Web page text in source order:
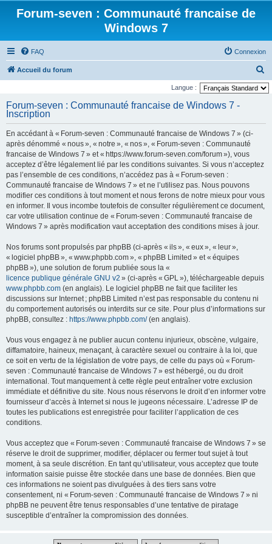
Forum-seven : Communauté francaise de
Windows 7
FAQ Connexion
Accueil du forum
e
Langue :
Forum-seven : Communauté francaise de Windows 7 -
Inscription
En accédant à « Forum-seven : Communauté francaise de Windows 7 » (ci-
après dénommé « nous », « notre », « nos », « Forum-seven : Communauté
francaise de Windows 7 » et « https://www.forum-seven.com/forum »), vous
acceptez d’être légalement lié par les conditions suivantes. Si vous n’acceptez
pas l’ensemble de ces conditions, n’accédez pas à « Forum-seven :
Communauté francaise de Windows 7 » et ne l’utilisez pas. Nous pouvons
modifier ces conditions à tout moment et nous ferons de notre mieux pour vous
en informer. Il vous incombe toutefois de consulter régulièrement ce document,
car votre utilisation continue de « Forum-seven : Communauté francaise de
Windows 7 » après modification vaut acceptation des conditions mises à jour.
Nos forums sont propulsés par phpBB (ci-après « ils », « eux », « leur »,
« logiciel phpBB », « www.phpbb.com », « phpBB Limited » et « équipes
phpBB »), une solution de forum publiée sous la «
licence publique générale GNU v2 » (ci-après « GPL »), téléchargeable depuis
www.phpbb.com (en anglais). Le logiciel phpBB ne fait que faciliter les
discussions sur Internet ; phpBB Limited n’est pas responsable du contenu ni
du comportement autorisés ou interdits sur ce site. Pour plus d’informations sur
phpBB, consultez : https://www.phpbb.com/(en anglais).
Vous vous engagez à ne publier aucun contenu injurieux, obscène, vulgaire,
diffamatoire, haineux, menaçant, à caractère sexuel ou contraire à la loi, que
ce soit en vertu de la législation de votre pays, de celle du pays où « Forum-
seven : Communauté francaise de Windows 7 » est hébergé, ou du droit
international. Tout manquement à cette règle peut entraîner votre exclusion
immédiate et définitive du site. Nous nous réservons le droit d’en informer votre
fournisseur d’accès à Internet si nous le jugeons nécessaire. L’adresse IP de
toutes les publications est enregistrée pour faciliter l’application de ces
conditions.
Vous acceptez que « Forum-seven : Communauté francaise de Windows 7 » se
réserve le droit de supprimer, modifier, déplacer ou fermer tout sujet à tout
moment, à sa seule discrétion. En tant qu’utilisateur, vous acceptez que toute
information saisie puisse être stockée dans une base de données. Bien que
ces informations ne soient pas divulguées à des tiers sans votre
consentement, ni « Forum-seven : Communauté francaise de Windows 7 » ni
phpBB ne peuvent être tenus responsables d’une tentative de piratage
susceptible d’entraîner la compromission des données.